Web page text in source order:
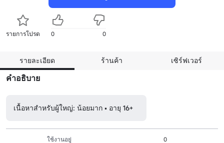
รายการโปรด 0 0
รายละเอียด ร้านค้า เซิร์ฟเวอร์
คำอธิบาย
เนื้อหาสำหรับผู้ใหญ่: น้อยมาก • อายุ 16+
ใช้งานอยู่
0